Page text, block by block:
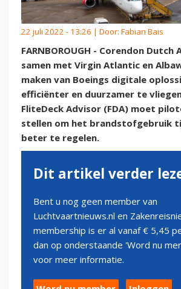
22 juli 2022 - 13:26 | Door: Fabian Bais
FARNBOROUGH - Corendon Dutch
samen met Virgin Atlantic en
maken van Boeings digitale
efficiënter en duurzamer te
FliteDeck Advisor (FDA) moet
stellen om het brandstofgebruik
beter te regelen.
Dit artikel verder
Bent u nog geen member van
Luchtvaartnieuws.nl en
membership is er al vanaf € 5,45
dan op onderstaande 'Word nu
voor meer informatie.